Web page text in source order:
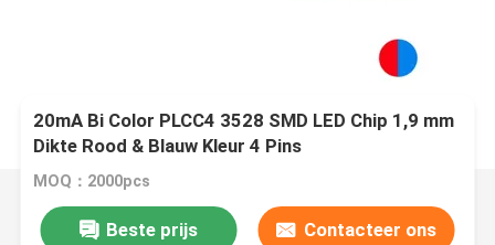
20mA Bi Color PLCC4 3528 SMD LED Chip 1,9 mm
Dikte Rood & Blauw Kleur 4 Pins
MOQ：2000pcs
Beste prijs Contacteer ons